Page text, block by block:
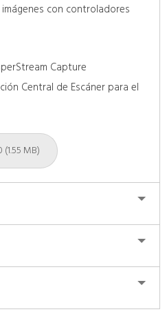
con controladores
Capture
Central de Escáner para el
MB)